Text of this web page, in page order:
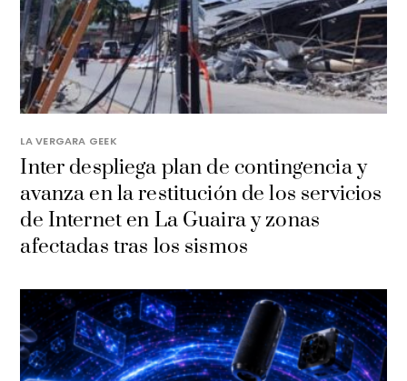
LA VERGARA GEEK
Inter despliega plan de contingencia y
avanza en la restitución de los servicios
de Internet en La Guaira y zonas
afectadas tras los sismos